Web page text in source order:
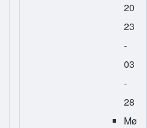
20
23
-
03
-
28
Mø